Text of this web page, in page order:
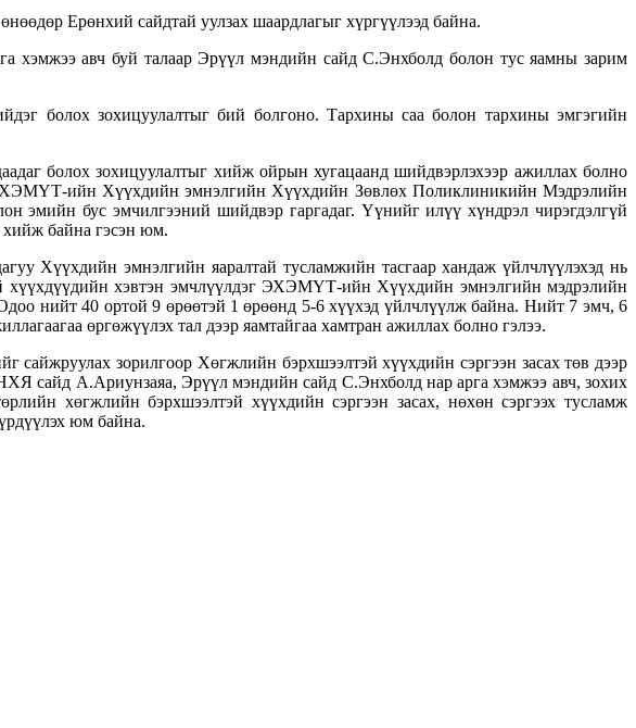
Ерөнхий сайдтай уулзах шаардлагыг хүргүүлээд байна.
хэмжээ авч буй талаар Эрүүл мэндийн сайд С.Энхболд болон тус яамны зарим
болох зохицуулалтыг бий болгоно. Тархины саа болон тархины эмгэгийн
болох зохицуулалтыг хийж ойрын хугацаанд шийдвэрлэхээр ажиллах болно
ийн Хүүхдийн эмнэлгийн Хүүхдийн Зөвлөх Поликлиникийн Мэдрэлийн
эмийн бус эмчилгээний шийдвэр гаргадаг. Үүнийг илүү хүндрэл чирэгдэлгүй
хийж байна гэсэн юм.
Хүүхдийн эмнэлгийн яаралтай тусламжийн тасгаар хандаж үйлчлүүлэхэд нь
хүүхдүүдийн хэвтэн эмчлүүлдэг ЭХЭМҮТ-ийн Хүүхдийн эмнэлгийн мэдрэлийн
нийт 40 ортой 9 өрөөтэй 1 өрөөнд 5-6 хүүхэд үйлчлүүлж байна. Нийт 7 эмч, 6
өргөжүүлэх тал дээр яамтайгаа хамтран ажиллах болно гэлээ.
зорилгоор Хөгжлийн бэрхшээлтэй хүүхдийн сэргээн засах төв дээр
сайд А.Ариунзаяа, Эрүүл мэндийн сайд С.Энхболд нар арга хэмжээ авч, зохих
хөгжлийн бэрхшээлтэй хүүхдийн сэргээн засах, нөхөн сэргээх тусламж
юм байна.